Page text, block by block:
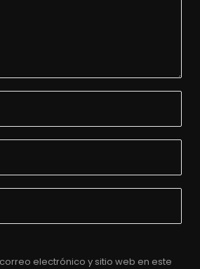
electrónico y sitio web en este